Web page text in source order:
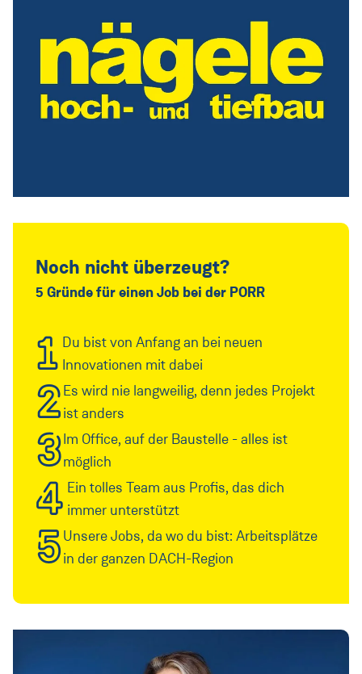
Noch nicht überzeugt?
5 Gründe für einen Job bei der PORR
1 Du bist von Anfang an bei neuen
Innovationen mit dabei
2Es wird nie langweilig, denn jedes Projekt
ist anders
3Im Office, auf der Baustelle - alles ist
möglich
4 Ein tolles Team aus Profis, das dich
immer unterstützt
5Unsere Jobs, da wo du bist: Arbeitsplätze
in der ganzen DACH-Region